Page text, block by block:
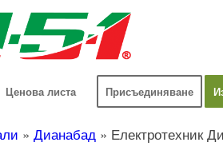
Ценова листа Присъединяване
» Дианабад » Електротехник